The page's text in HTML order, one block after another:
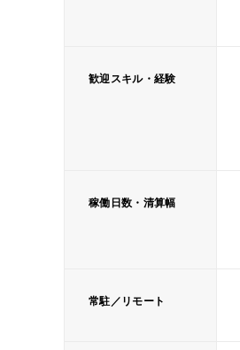
歓迎スキル・経験
稼働日数・清算幅
常駐／リモート